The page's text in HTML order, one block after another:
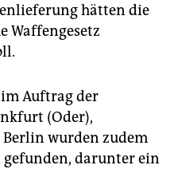
hätten die
Waffengesetz
Auftrag der
(Oder),
wurden zudem
gefunden, darunter ein